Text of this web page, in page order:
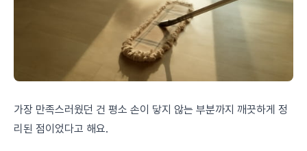
가장 만족스러웠던 건 평소 손이 닿지 않는 부분까지 깨끗하게 정
리된 점이었다고 해요.